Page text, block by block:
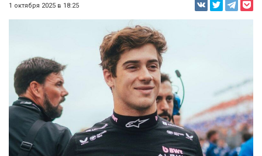
1 октября 2025 в 18:25